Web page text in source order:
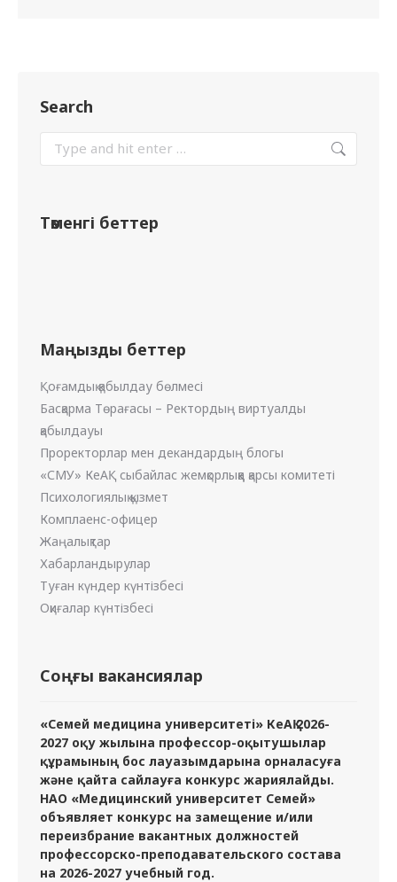
Search
Төменгі беттер
Маңызды беттер
Қоғамдық қабылдау бөлмесі
Басқарма Төрағасы – Ректордың виртуалды
қабылдауы
Проректорлар мен декандардың блогы
«СМУ» КеАҚ сыбайлас жемқорлыққа қарсы комитеті
Психологиялық қызмет
Комплаенс-офицер
Жаңалықтар
Хабарландырулар
Туған күндер күнтізбесі
Оқиғалар күнтізбесі
Соңғы вакансиялар
«Семей медицина университеті» КеАҚ 2026-
2027 оқу жылына профессор-оқытушылар
құрамының бос лауазымдарына орналасуға
және қайта сайлауға конкурс жариялайды.
НАО «Медицинский университет Семей»
объявляет конкурс на замещение и/или
переизбрание вакантных должностей
профессорско-преподавательского состава
на 2026-2027 учебный год.